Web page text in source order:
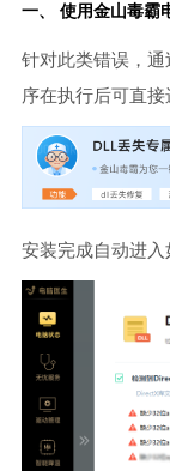
一、 使用金山毒霸
针对此类错误，
序在执行后可直
安装完成自动进入